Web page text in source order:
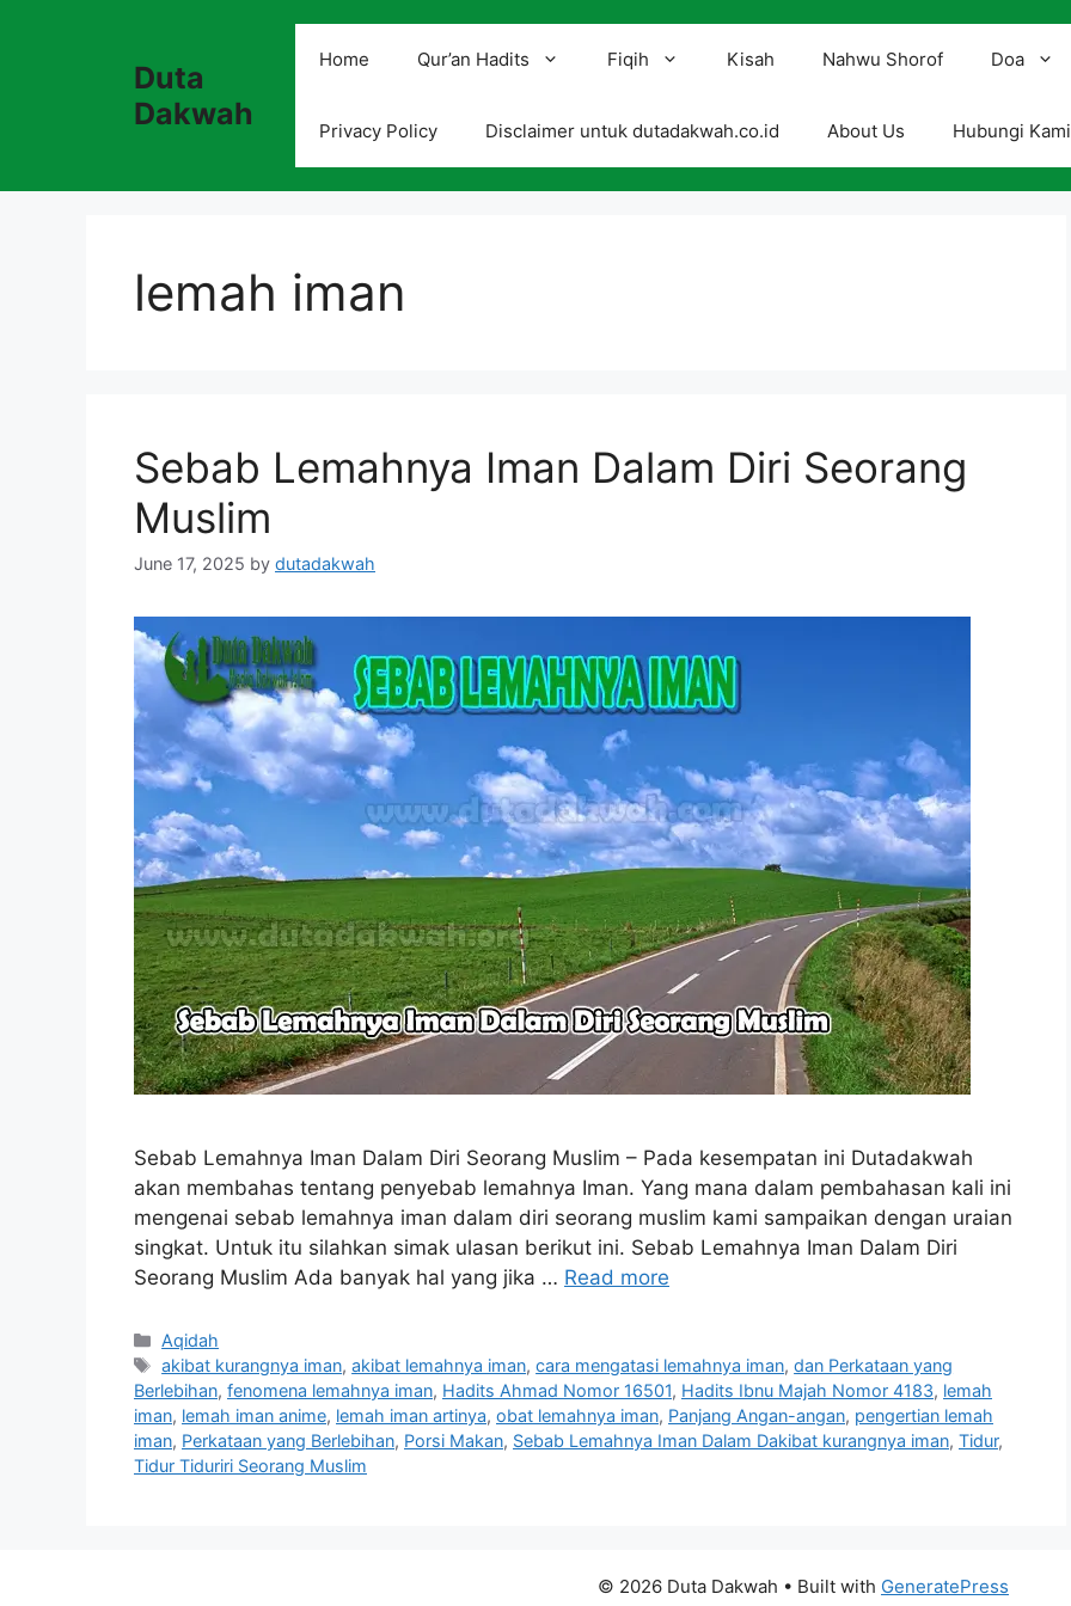
Duta
Dakwah
Home Qur’an Hadits Fiqih Kisah Nahwu Shorof Doa
Privacy Policy Disclaimer untuk dutadakwah.co.id About Us Hubungi Kami
lemah iman
Sebab Lemahnya Iman Dalam Diri Seorang
Muslim
June 17, 2025 by dutadakwah
Sebab Lemahnya Iman Dalam Diri Seorang Muslim – Pada kesempatan ini Dutadakwah
akan membahas tentang penyebab lemahnya Iman. Yang mana dalam pembahasan kali ini
mengenai sebab lemahnya iman dalam diri seorang muslim kami sampaikan dengan uraian
singkat. Untuk itu silahkan simak ulasan berikut ini. Sebab Lemahnya Iman Dalam Diri
Seorang Muslim Ada banyak hal yang jika … Read more
Categories
Aqidah
Tags
akibat kurangnya iman,akibat lemahnya iman,cara mengatasi lemahnya iman,dan Perkataan yang
Berlebihan, fenomena lemahnya iman, Hadits Ahmad Nomor 16501, Hadits Ibnu Majah Nomor 4183, lemah
iman, lemah iman anime, lemah iman artinya, obat lemahnya iman, Panjang Angan-angan, pengertian lemah
iman, Perkataan yang Berlebihan, Porsi Makan, Sebab Lemahnya Iman Dalam Dakibat kurangnya iman, Tidur,
Tidur Tiduriri Seorang Muslim
© 2026 Duta Dakwah • Built with GeneratePress